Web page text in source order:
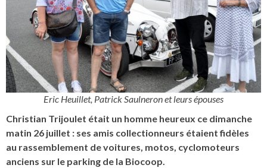
Eric Heuillet, Patrick Saulneron et leurs épouses
Christian Trijoulet était un homme heureux ce dimanche
matin 26 juillet : ses amis collectionneurs étaient fidèles
au rassemblement de voitures, motos, cyclomoteurs
anciens sur le parking de la Biocoop.